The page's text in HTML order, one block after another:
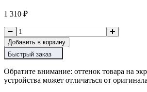
1 310 ₽
Добавить в корзину
Быстрый заказ
Обратите внимание: оттенок товара на
устройства может отличаться от